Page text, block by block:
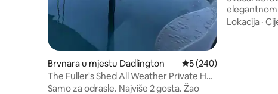
Brvnara u mjestu Dadlington Prosječna ocjena: 5 od
5 (240)
The Fuller's Shed All Weather Private Hot
Tub
Samo za odrasle. Najviše 2 gosta. Žao
otvorenog
Lokacija ·